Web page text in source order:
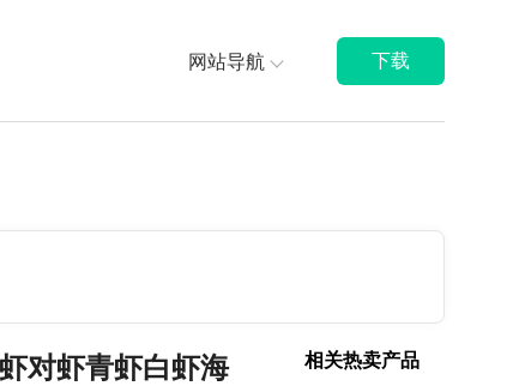
网站导航 下载
对虾青虾白虾海
相关热卖产品